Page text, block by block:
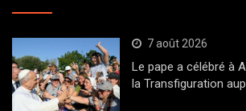
7 août 2026
Le pape a célébré à
la Transfiguration